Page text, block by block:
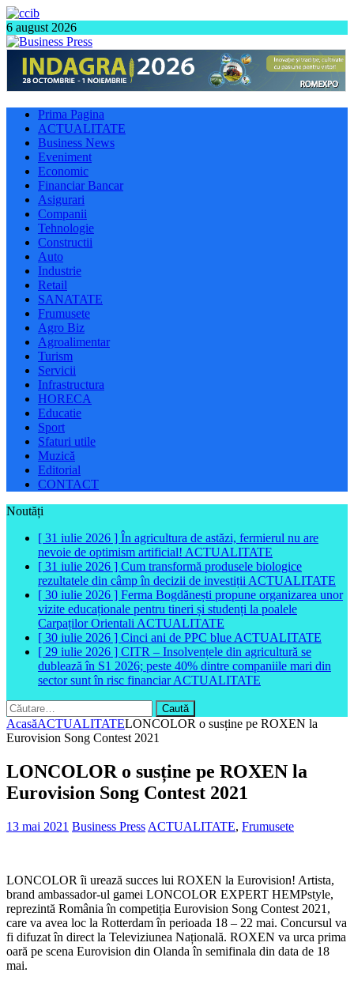
6 august 2026
Prima Pagina
ACTUALITATE
Business News
Eveniment
Economic
Financiar Bancar
Asigurari
Companii
Tehnologie
Constructii
Auto
Industrie
Retail
SANATATE
Frumusete
Agro Biz
Agroalimentar
Turism
Servicii
Infrastructura
HORECA
Educatie
Sport
Sfaturi utile
Muzică
Editorial
CONTACT
Noutăți
[ 31 iulie 2026 ] În agricultura de astăzi, fermierul nu are
nevoie de optimism artificial! ACTUALITATE
[ 31 iulie 2026 ] Cum transformă produsele biologice
rezultatele din câmp în decizii de investiții ACTUALITATE
[ 30 iulie 2026 ] Ferma Bogdănești propune organizarea unor
vizite educaționale pentru tineri și studenți la poalele
Carpaților Orientali ACTUALITATE
[ 30 iulie 2026 ] Cinci ani de PPC blue ACTUALITATE
[ 29 iulie 2026 ] CITR – Insolvențele din agricultură se
dublează în S1 2026; peste 40% dintre companiile mari din
sector sunt în risc financiarACTUALITATE
Caută
după:
AcasăACTUALITATELONCOLOR o susține pe ROXEN la
Eurovision Song Contest 2021
LONCOLOR o susține pe ROXEN la
Eurovision Song Contest 2021
13 mai 2021 Business Press ACTUALITATE, Frumusete
LONCOLOR îi urează succes lui ROXEN la Eurovision! Artista,
brand ambassador-ul gamei LONCOLOR EXPERT HEMPstyle,
reprezintă România în competiția Eurovision Song Contest 2021,
care va avea loc la Rotterdam în perioada 18 – 22 mai. Concursul va
fi difuzat în direct la Televiziunea Națională. ROXEN va urca prima
oară pe scena Eurovision din Olanda în semifinala din data de 18
mai.